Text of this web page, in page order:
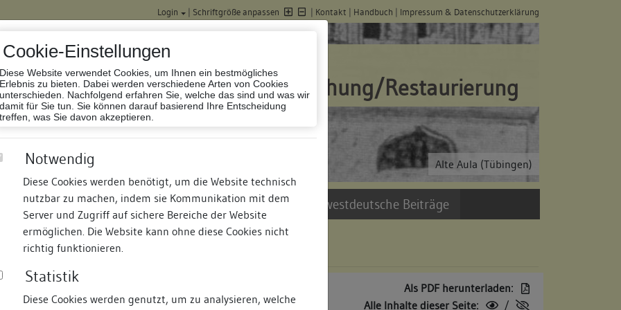
Cookie-Einstellungen
Diese Website verwendet Cookies, um Ihnen ein bestmögliches
Erlebnis zu bieten. Dabei werden verschiedene Arten von Cookies
unterschieden. Nachfolgend erfahren Sie, welche das sind und was wir
damit für Sie tun. Sie können darauf basierend Ihre Entscheidung
treffen, was Sie davon akzeptieren.
Notwendig
Diese Cookies werden benötigt, um die Website technisch
nutzbar zu machen, indem sie Kommunikation mit dem
Server und Zugriff auf sichere Bereiche der Website
ermöglichen. Die Website kann ohne diese Cookies nicht
richtig funktionieren.
Statistik
Diese Cookies werden genutzt, um zu analysieren, welche
Login | Schriftgröße anpassen | Kontakt | Handbuch | Impressum & Datenschutzerklärung
Alte Aula (Tübingen)
Datenbank Bauforschung/Restaurierung
Termine Suche Freie Bauforscher:innen Südwestdeutsche Beiträge
Als PDF herunterladen:
Alle Inhalte dieser Seite:
/